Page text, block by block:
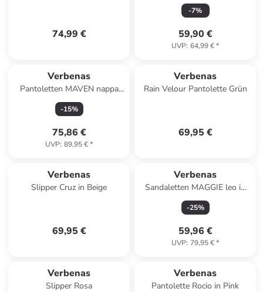
74,99 €
-7%
59,90 €
UVP: 64,99 €*
Verbenas
Pantoletten MAVEN nappa
met in goldfarben
-15%
75,86 €
UVP: 89,95 €*
Verbenas
Rain Velour Pantolette Grün
69,95 €
Verbenas
Slipper Cruz in Beige
69,95 €
Verbenas
Sandaletten MAGGIE leo in
bunt
-25%
59,96 €
UVP: 79,95 €*
Verbenas
Slipper Rosa
Verbenas
Pantolette Rocio in Pink